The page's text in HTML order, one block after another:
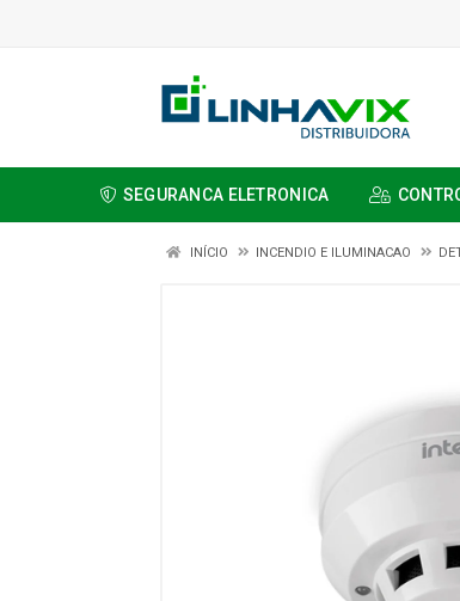
SEGURANCA ELETRONICA
INÍCIO INCENDIO E ILUMINACAO